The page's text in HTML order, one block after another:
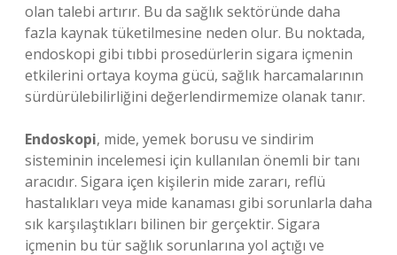
olan talebi artırır. Bu da sağlık sektöründe daha
fazla kaynak tüketilmesine neden olur. Bu noktada,
endoskopi gibi tıbbi prosedürlerin sigara içmenin
etkilerini ortaya koyma gücü, sağlık harcamalarının
sürdürülebilirliğini değerlendirmemize olanak tanır.
Endoskopi, mide, yemek borusu ve sindirim
sisteminin incelemesi için kullanılan önemli bir tanı
aracıdır. Sigara içen kişilerin mide zararı, reflü
hastalıkları veya mide kanaması gibi sorunlarla daha
sık karşılaştıkları bilinen bir gerçektir. Sigara
içmenin bu tür sağlık sorunlarına yol açtığı ve